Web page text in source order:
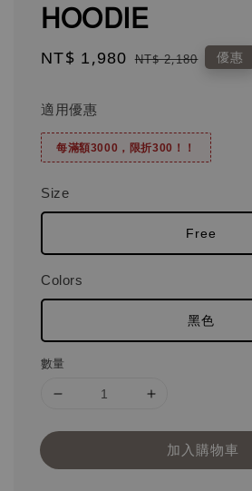
HOODIE
Sale
NT$ 1,980 Regular
NT$ 2,180 優惠
適用優惠
每滿額3000，限折300！！
Size
Free
Colors
黑色
數量
加入購物車